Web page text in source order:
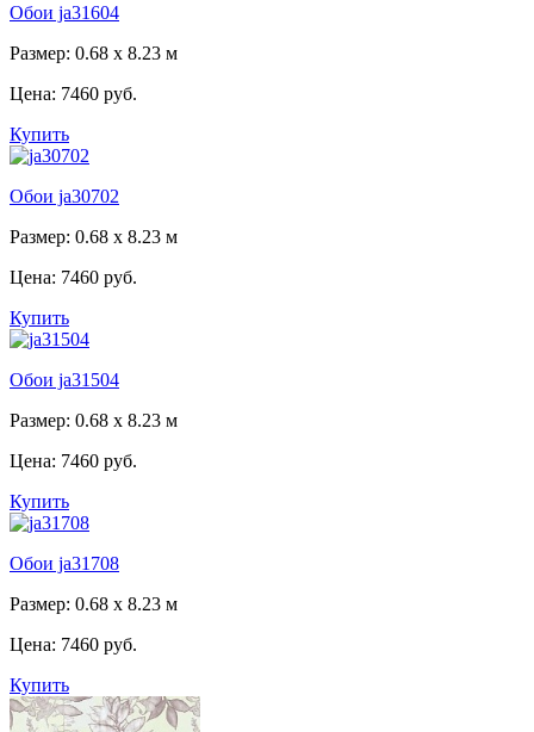
Обои ja31604
Размер: 0.68 x 8.23 м
Цена: 7460 руб.
Купить
Обои ja30702
Размер: 0.68 x 8.23 м
Цена: 7460 руб.
Купить
Обои ja31504
Размер: 0.68 x 8.23 м
Цена: 7460 руб.
Купить
Обои ja31708
Размер: 0.68 x 8.23 м
Цена: 7460 руб.
Купить